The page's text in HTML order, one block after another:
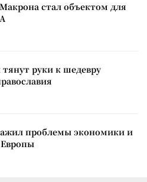
стал объектом для
руки к шедевру
проблемы экономики и